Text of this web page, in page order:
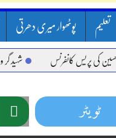
تعلیم پوٹھوار میری دھرتی
کی پریس کانفرنس شہید گر وپ
ٹویٹر